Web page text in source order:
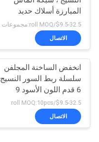
المبارزة أسلاك حديد
منخفض الكربون
الاتصال
انخفض الساخنة المجلفن
سلسلة ربط السور النسيج
6 قدم اللون الأسود 9
المقياس
$9.5-32.5/roll MOQ:10pcs
الاتصال